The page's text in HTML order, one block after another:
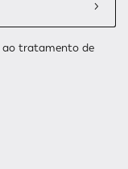
ao tratamento de